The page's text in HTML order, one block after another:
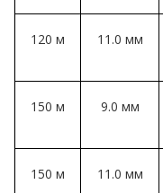
120 м 11.0 мм
150 м 9.0 мм
150 м 11.0 мм